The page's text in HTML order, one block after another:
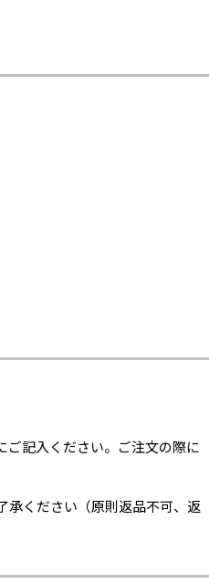
ご記入ください。ご注文の際に
承ください（原則返品不可、返